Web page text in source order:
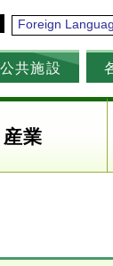
Foreign
公共施設
業